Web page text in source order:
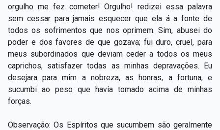
orgulho me fez cometer! Orgulho! redizei essa palavra
sem cessar para jamais esquecer que ela á a fonte de
todos os sofrimentos que nos oprimem. Sim, abusei do
poder e dos favores de que gozava; fui duro, cruel, para
meus subordinados que deviam ceder a todos os meus
caprichos, satisfazer todas as minhas depravações. Eu
desejara para mim a nobreza, as honras, a fortuna, e
sucumbi ao peso que havia tomado acima de minhas
forças.
Observação: Os Espíritos que sucumbem são geralmente